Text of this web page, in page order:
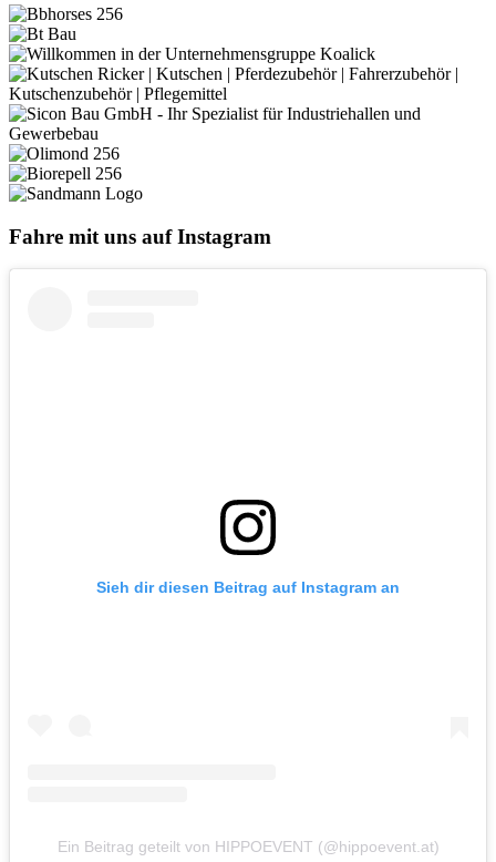
Fahre mit uns auf Instagram
Sieh dir diesen Beitrag auf Instagram an
Ein Beitrag geteilt von HIPPOEVENT (@hippoevent.at)